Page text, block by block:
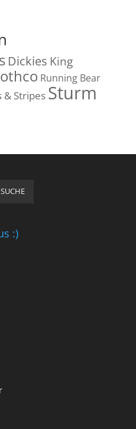
Dickies King
Running Bear
& Stripes Sturm
SUCHE
:)